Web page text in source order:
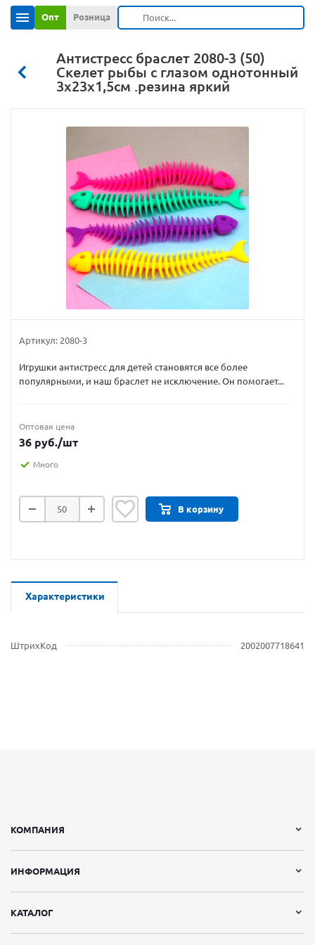
Опт Розница
Антистресс браслет 2080-3 (50)
Скелет рыбы с глазом однотонный
3х23х1,5см .резина яркий
Артикул: 2080-3
Игрушки антистресс для детей становятся все более
популярными, и наш браслет не исключение. Он помогает...
Оптовая цена
36 руб./шт
Много
В корзину
Характеристики
ШтрихКод 2002007718641
КОМПАНИЯ
ИНФОРМАЦИЯ
КАТАЛОГ